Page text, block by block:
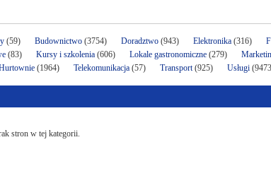
(59) Budownictwo (3754) Doradztwo (943) Elektronika (316)
(83) Kursy i szkolenia (606) Lokale gastronomiczne (279)
(1964) Telekomunikacja (57) Transport(925) Usługi
stron w tej kategorii.